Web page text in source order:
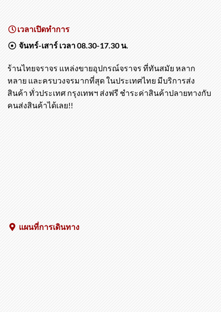
เวลาเปิดทำการ
จันทร์-เสาร์ เวลา 08.30-17.30 น.
ร้านไทยจราจร แหล่งขายอุปกรณ์จราจร ที่ทันสมัย หลาก
หลาย และครบวงจรมากที่สุด ในประเทศไทย มีบริการส่ง
สินค้า ทั่วประเทศ กรุงเทพฯ ส่งฟรี ชำระค่าสินค้าปลายทางกับ
คนส่งสินค้าได้เลย!!
แผนที่การเดินทาง